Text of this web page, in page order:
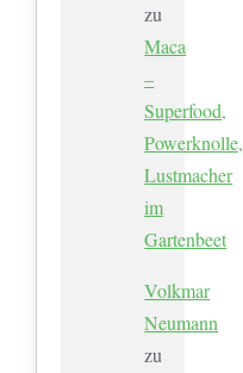
zu
Maca
–
Superfood,
Powerknolle,
Lustmacher
im
Gartenbeet
Volkmar
Neumann
zu